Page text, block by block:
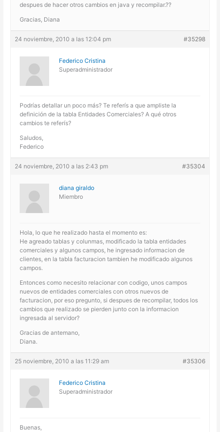
despues de hacer otros cambios en java y recompilar.??
Gracias, Diana
24 noviembre, 2010 a las 12:04 pm #35298
Federico Cristina
Superadministrador
Podrías detallar un poco más? Te referís a que ampliste la
definición de la tabla Entidades Comerciales? A qué otros
cambios te referís?
Saludos,
Federico
24 noviembre, 2010 a las 2:43 pm #35304
diana giraldo
Miembro
Hola, lo que he realizado hasta el momento es:
He agreado tablas y colunmas, modificado la tabla entidades
comerciales y algunos campos, he ingresado informacion de
clientes, en la tabla facturacion tambien he modificado algunos
campos.
Entonces como necesito relacionar con codigo, unos campos
nuevos de entidades comerciales con otros nuevos de
facturacion, por eso pregunto, si despues de recompilar, todos los
cambios que realizado se pierden junto con la informacion
ingresada al servidor?
Gracias de antemano,
Diana.
25 noviembre, 2010 a las 11:29 am #35306
Federico Cristina
Superadministrador
Buenas,